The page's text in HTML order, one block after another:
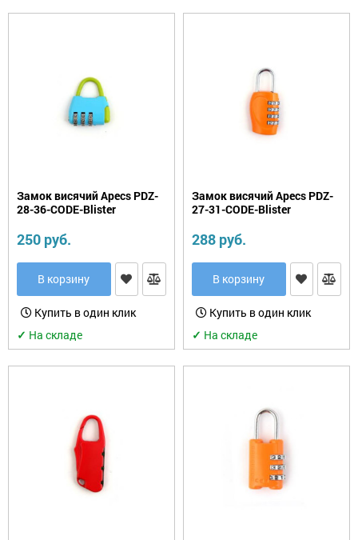
Замок висячий Apecs PDZ-
28-36-CODE-Blister
250 руб.
В корзину
Купить в один клик
✓ На складе
Замок висячий Apecs PDZ-
27-31-CODE-Blister
288 руб.
В корзину
Купить в один клик
✓ На складе